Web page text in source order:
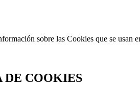
sobre las Cookies que se usan
DE COOKIES